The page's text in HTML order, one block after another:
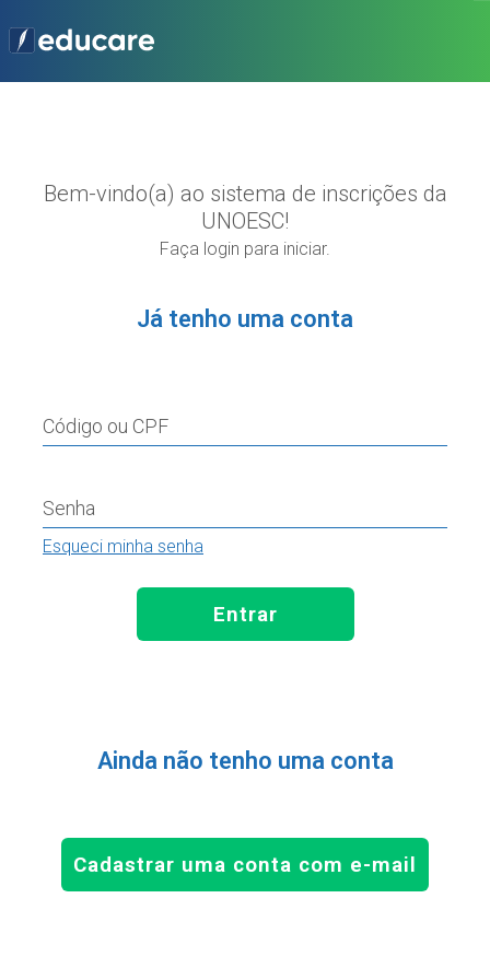
Bem-vindo(a) ao sistema de inscrições da
UNOESC!
Faça login para iniciar.
Já tenho uma conta
Código ou CPF
Senha
Esqueci minha senha
Entrar
Ainda não tenho uma conta
Cadastrar uma conta com e-mail